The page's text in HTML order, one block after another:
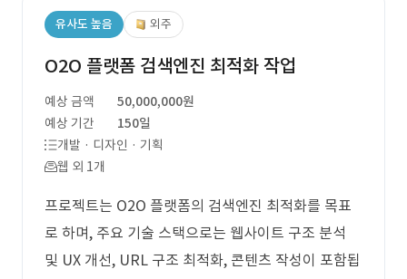
유사도 높음 외주
O2O 플랫폼 검색엔진 최적화 작업
예상 금액
50,000,000원
예상 기간
150일
개발 · 디자인 · 기획
웹 외 1개
프로젝트는 O2O 플랫폼의 검색엔진 최적화를 목표
로 하며, 주요 기술 스택으로는 웹사이트 구조 분석
및 UX 개선, URL 구조 최적화, 콘텐츠 작성이 포함됩